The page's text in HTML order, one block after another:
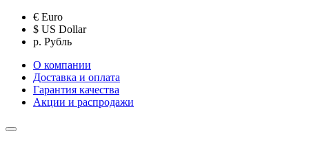
€ Euro
$ US Dollar
р. Рубль
О компании
Доставка и оплата
Гарантия качества
Акции и распродажи